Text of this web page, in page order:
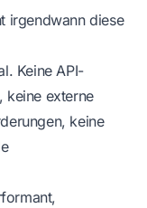
irgendwann diese
Keine API-
keine externe
keine